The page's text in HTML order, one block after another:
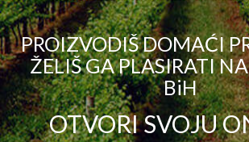
PROIZVODIŠ DOMAĆI
ŽELIŠ GA PLASIRATI
BiH
OTVORI SVOJU